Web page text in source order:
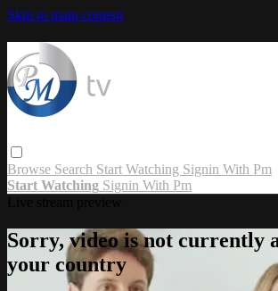
Skip to main content
Browse Search Start Watching Signin With Pm
Start Watching Signin With Pm
Sorry, video is not currently
your country